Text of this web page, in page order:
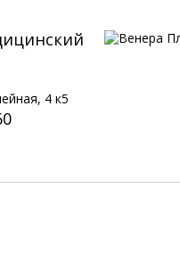
4 к5